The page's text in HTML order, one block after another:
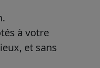
à votre
et sans